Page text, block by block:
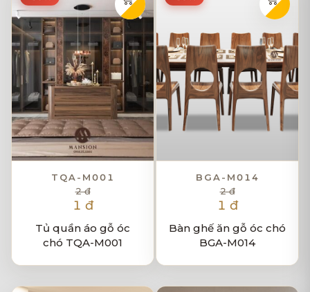
TQA-M001
2 đ
1 đ
Tủ quần áo gỗ óc
chó TQA-M001
BGA-M014
2 đ
1 đ
Bàn ghế ăn gỗ óc chó
BGA-M014